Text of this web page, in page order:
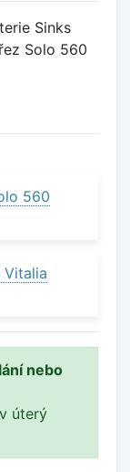
Sinks
Solo 560
560
Vitalia
nebo
úterý